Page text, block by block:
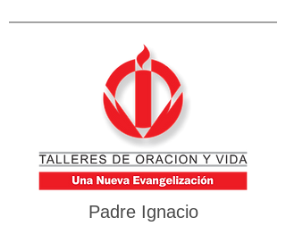
Padre Ignacio